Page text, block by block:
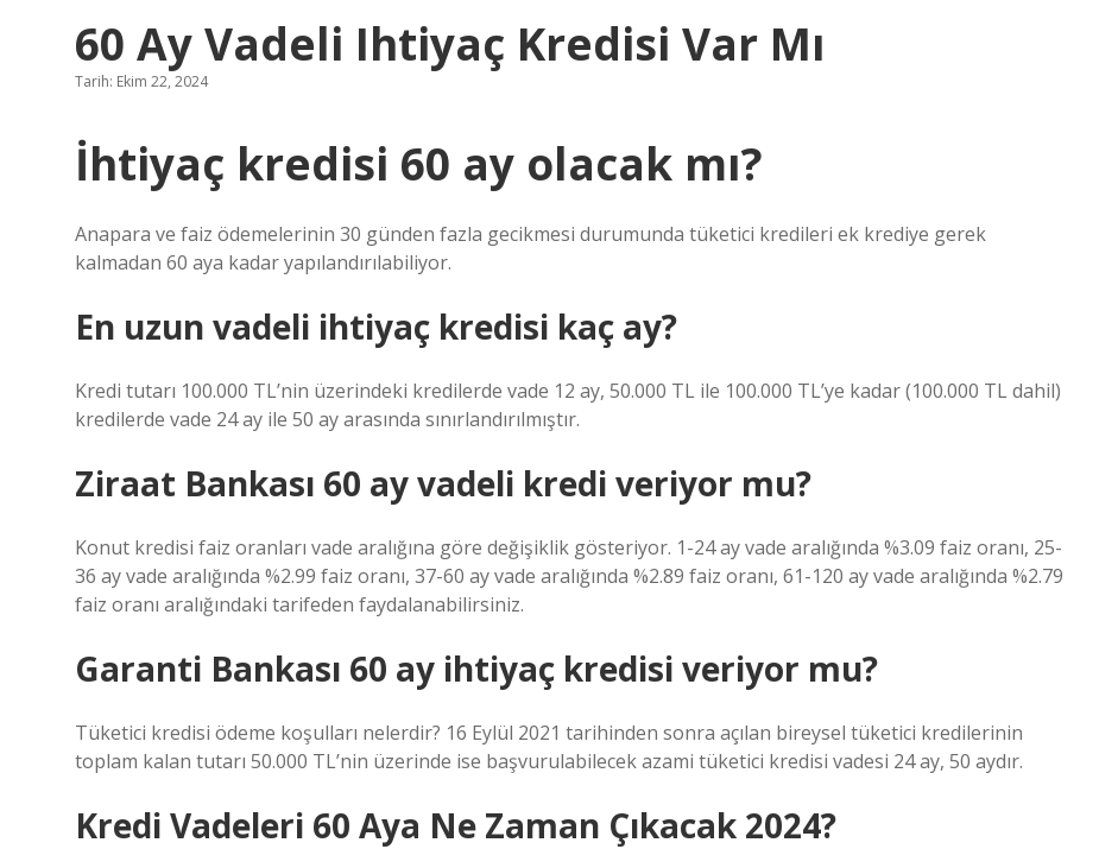
60 Ay Vadeli Ihtiyaç Kredisi Var Mı
Tarih: Ekim 22, 2024
İhtiyaç kredisi 60 ay olacak mı?
Anapara ve faiz ödemelerinin 30 günden fazla gecikmesi durumunda tüketici kredileri ek krediye gerek
kalmadan 60 aya kadar yapılandırılabiliyor.
En uzun vadeli ihtiyaç kredisi kaç ay?
Kredi tutarı 100.000 TL’nin üzerindeki kredilerde vade 12 ay, 50.000 TL ile 100.000 TL’ye kadar (100.000 TL dahil)
kredilerde vade 24 ay ile 50 ay arasında sınırlandırılmıştır.
Ziraat Bankası 60 ay vadeli kredi veriyor mu?
Konut kredisi faiz oranları vade aralığına göre değişiklik gösteriyor. 1-24 ay vade aralığında %3.09 faiz oranı, 25-
36 ay vade aralığında %2.99 faiz oranı, 37-60 ay vade aralığında %2.89 faiz oranı, 61-120 ay vade aralığında %2.79
faiz oranı aralığındaki tarifeden faydalanabilirsiniz.
Garanti Bankası 60 ay ihtiyaç kredisi veriyor mu?
Tüketici kredisi ödeme koşulları nelerdir? 16 Eylül 2021 tarihinden sonra açılan bireysel tüketici kredilerinin
toplam kalan tutarı 50.000 TL’nin üzerinde ise başvurulabilecek azami tüketici kredisi vadesi 24 ay, 50 aydır.
Kredi Vadeleri 60 Aya Ne Zaman Çıkacak 2024?